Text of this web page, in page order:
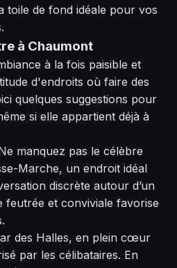
toile de fond idéale pour vos
à Chaumont
à la fois paisible et
d'endroits où faire des
quelques suggestions pour
si elle appartient déjà à
manquez pas le célèbre
Marche, un endroit idéal
discrète autour d’un
feutrée et conviviale favorise
des Halles, en plein cœur
par les célibataires. En